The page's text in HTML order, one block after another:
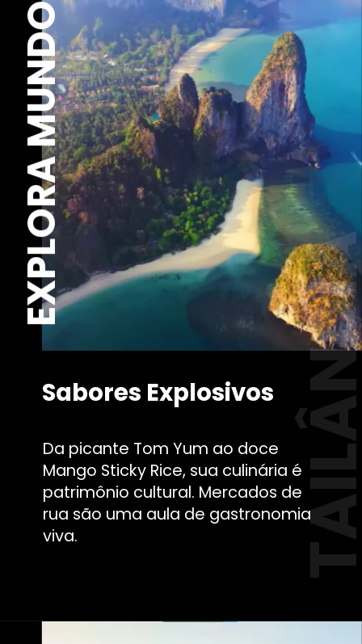
Sabores Explosivos
Da picante Tom Yum ao doce
Mango Sticky Rice, sua culinária é
patrimônio cultural. Mercados de
rua são uma aula de gastronomia
viva.
EXPLORA MUNDO